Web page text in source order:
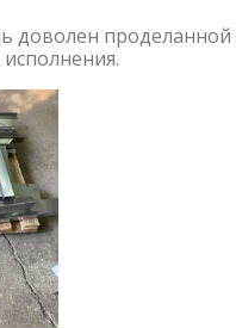
доволен проделанной